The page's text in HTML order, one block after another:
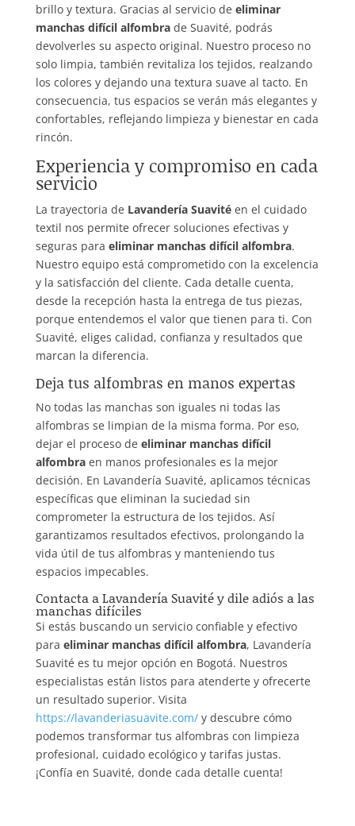
brillo y textura. Gracias al servicio de eliminar
manchas difícil alfombrade Suavité, podrás
devolverles su aspecto original. Nuestro proceso no
solo limpia, también revitaliza los tejidos, realzando
los colores y dejando una textura suave al tacto. En
consecuencia, tus espacios se verán más elegantes y
confortables, reflejando limpieza y bienestar en cada
rincón.
Experiencia y compromiso en cada
servicio
La trayectoria de Lavandería Suavitéen el cuidado
textil nos permite ofrecer soluciones efectivas y
seguras para eliminar manchas difícil alfombra.
Nuestro equipo está comprometido con la excelencia
y la satisfacción del cliente. Cada detalle cuenta,
desde la recepción hasta la entrega de tus piezas,
porque entendemos el valor que tienen para ti. Con
Suavité, eliges calidad, confianza y resultados que
marcan la diferencia.
Deja tus alfombras en manos expertas
No todas las manchas son iguales ni todas las
alfombras se limpian de la misma forma. Por eso,
dejar el proceso de eliminar manchas difícil
alfombraen manos profesionales es la mejor
decisión. En Lavandería Suavité, aplicamos técnicas
específicas que eliminan la suciedad sin
comprometer la estructura de los tejidos. Así
garantizamos resultados efectivos, prolongando la
vida útil de tus alfombras y manteniendo tus
espacios impecables.
Contacta a Lavandería Suavité y dile adiós a las
manchas difíciles
Si estás buscando un servicio confiable y efectivo
para eliminar manchas difícil alfombra, Lavandería
Suavité es tu mejor opción en Bogotá. Nuestros
especialistas están listos para atenderte y ofrecerte
un resultado superior. Visita
https://lavanderiasuavite.com/y descubre cómo
podemos transformar tus alfombras con limpieza
profesional, cuidado ecológico y tarifas justas.
¡Confía en Suavité, donde cada detalle cuenta!